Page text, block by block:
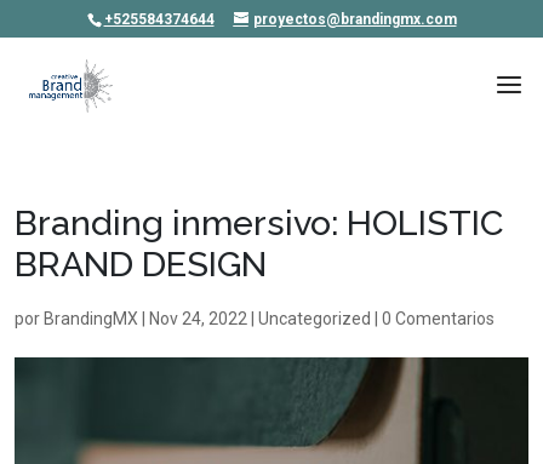
+525584374644 proyectos@brandingmx.com
Branding inmersivo: HOLISTIC
BRAND DESIGN
por BrandingMX Nov 24, 2022 Uncategorized 0 Comentarios